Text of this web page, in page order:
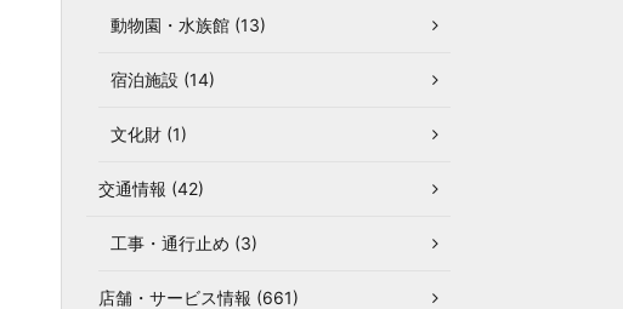
動物園・水族館 (13)
宿泊施設 (14)
文化財 (1)
交通情報 (42)
工事・通行止め (3)
店舗・サービス情報 (661)